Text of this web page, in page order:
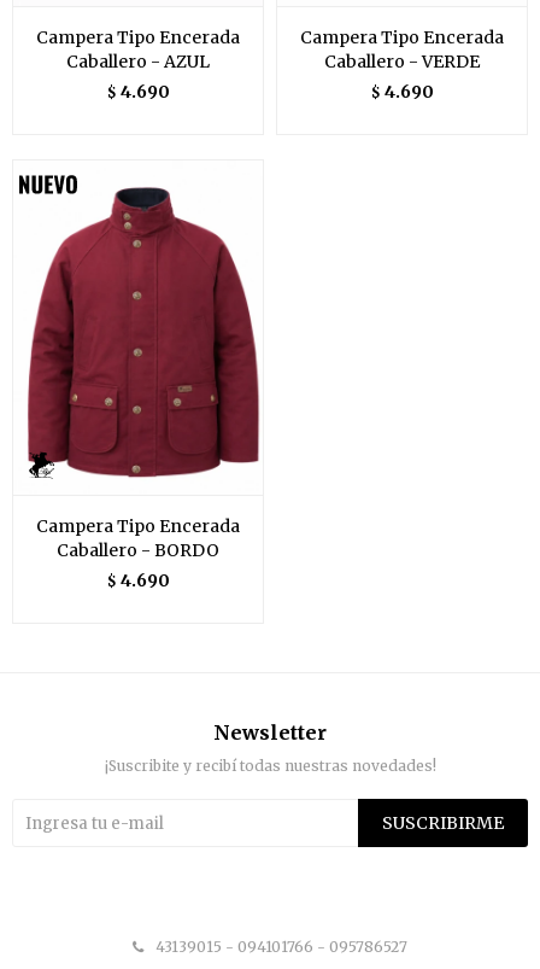
Campera Tipo Encerada
Caballero - AZUL
$ 4.690
Campera Tipo Encerada
Caballero - VERDE
$ 4.690
Campera Tipo Encerada
Caballero - BORDO
$ 4.690
43139015 - 094101766 - 095786527
Newsletter
¡Suscribite y recibí todas nuestras novedades!
SUSCRIBIRME